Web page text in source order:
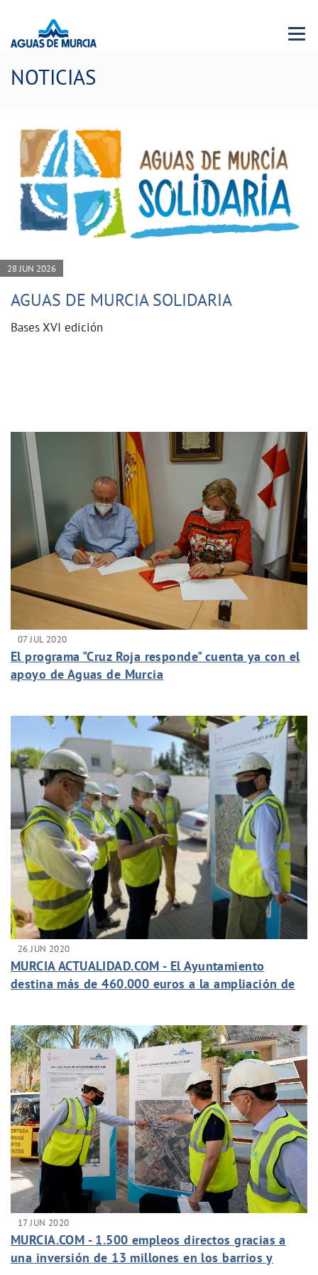
Menu
NOTICIAS
28 JUN 2026
AGUAS DE MURCIA SOLIDARIA
Bases XVI edición
07 JUL 2020
El programa "Cruz Roja responde" cuenta ya con el
apoyo de Aguas de Murcia
26 JUN 2020
MURCIA ACTUALIDAD.COM - El Ayuntamiento
destina más de 460.000 euros a la ampliación de
17 JUN 2020
MURCIA.COM - 1.500 empleos directos gracias a
una inversión de 13 millones en los barrios y